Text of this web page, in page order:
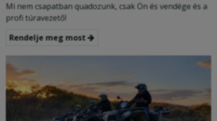
Mi nem csapatban quadozunk, csak Ön és vendége és a
profi túravezető!
Rendelje meg most